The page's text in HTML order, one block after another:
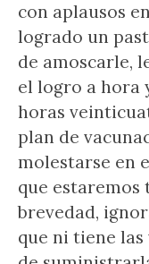
con aplausos
logrado un
de amoscarle,
el logro a hora
horas
plan de
molestarse en
que estaremos
brevedad,
que ni tiene las